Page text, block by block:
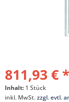
811,93 € *
Inhalt: 1 Stück
inkl. MwSt.zzgl. evtl.